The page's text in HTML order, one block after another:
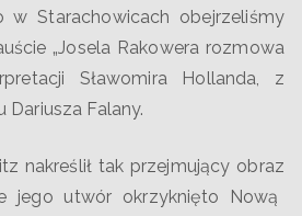
w Starachowicach obejrzeliśmy
„Josela Rakowera rozmowa
Sławomira Hollanda, z
Dariusza Falany.
nakreślił tak przejmujący obraz
jego utwór okrzyknięto Nową